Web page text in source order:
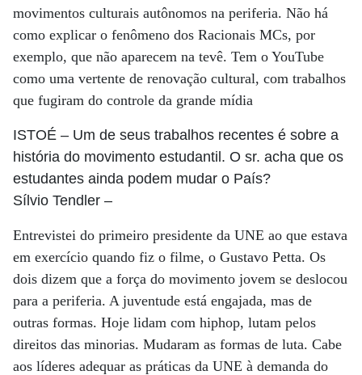
movimentos culturais autônomos na periferia. Não há
como explicar o fenômeno dos Racionais MCs, por
exemplo, que não aparecem na tevê. Tem o YouTube
como uma vertente de renovação cultural, com trabalhos
que fugiram do controle da grande mídia
ISTOÉ – Um de seus trabalhos recentes é sobre a
história do movimento estudantil. O sr. acha que os
estudantes ainda podem mudar o País?
Sílvio Tendler –
Entrevistei do primeiro presidente da UNE ao que estava
em exercício quando fiz o filme, o Gustavo Petta. Os
dois dizem que a força do movimento jovem se deslocou
para a periferia. A juventude está engajada, mas de
outras formas. Hoje lidam com hiphop, lutam pelos
direitos das minorias. Mudaram as formas de luta. Cabe
aos líderes adequar as práticas da UNE à demanda do